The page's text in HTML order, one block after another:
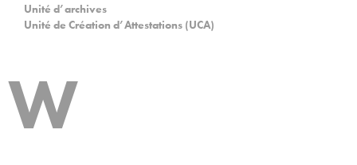
Unité d’archives
Unité de Création d’Attestations (UCA)
W